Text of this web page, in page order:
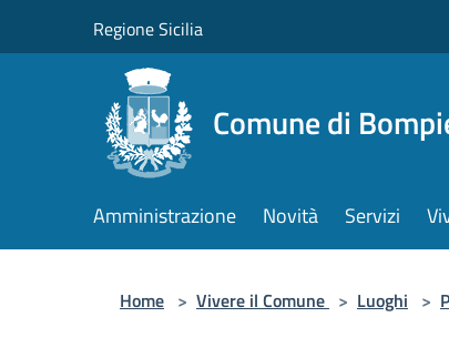
Regione Sicilia
Comune di
Amministrazione Novità Servizi
Home > Vivere il Comune > Luoghi >